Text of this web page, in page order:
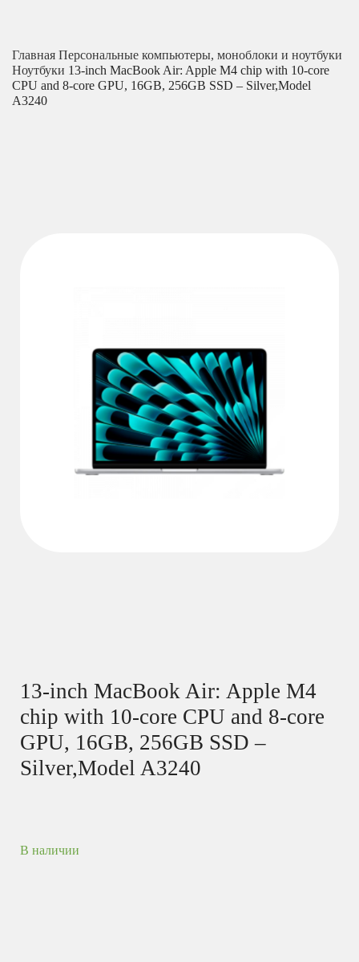
Главная Персональные компьютеры, моноблоки и ноутбуки
Ноутбуки 13-inch MacBook Air: Apple M4 chip with 10-core
CPU and 8-core GPU, 16GB, 256GB SSD – Silver,Model
A3240
13-inch MacBook Air: Apple M4
chip with 10-core CPU and 8-core
GPU, 16GB, 256GB SSD –
Silver,Model A3240
В наличии